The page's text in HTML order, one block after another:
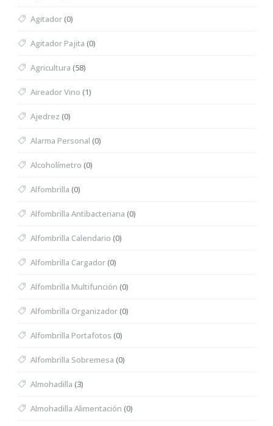
Agitador(0)
Agitador Pajita (0)
Agricultura (58)
Aireador Vino (1)
Ajedrez (0)
Alarma Personal (0)
Alcoholímetro (0)
Alfombrilla (0)
Alfombrilla Antibacteriana (0)
Alfombrilla Calendario (0)
Alfombrilla Cargador(0)
Alfombrilla Multifunción (0)
Alfombrilla Organizador(0)
Alfombrilla Portafotos (0)
Alfombrilla Sobremesa (0)
Almohadilla (3)
Almohadilla Alimentación (0)